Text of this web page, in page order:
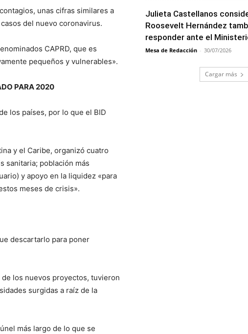
unas cifras similares a
del nuevo coronavirus.
CAPRD, que es
pequeños y vulnerables».
PARA 2020
los países, por lo que el BID
y el Caribe, organizó cuatro
sanitaria; población más
y apoyo en la liquidez «para
meses de crisis».
descartarlo para poner
los nuevos proyectos, tuvieron
surgidas a raíz de la
más largo de lo que se
Julieta Castellanos
Roosevelt Hernández
responder ante el
Mesa de Redacción - 30/07/2026
Cargar más